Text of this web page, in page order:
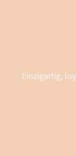
Einzigartig,